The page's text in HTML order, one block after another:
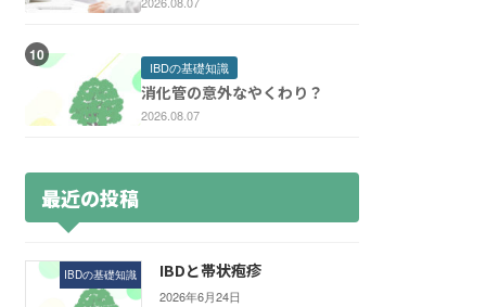
IBDの基礎知識
消化管の意外なやくわり？
2026.08.07
最近の投稿
IBDの基礎知識 IBDと帯状疱疹
2026年6月24日